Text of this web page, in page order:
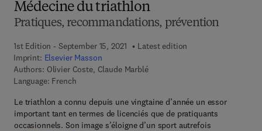
Médecine du triathlon
Pratiques, recommandations, prévention
1st Edition - September 15, 2021
Latest edition
Imprint: Elsevier Masson
Authors: Olivier Coste, Claude Marblé
Language: French
Le triathlon a connu depuis une vingtaine d’année un essor
important tant en termes de licenciés que de pratiquants
occasionnels. Son image s’éloigne d’un sport autrefois